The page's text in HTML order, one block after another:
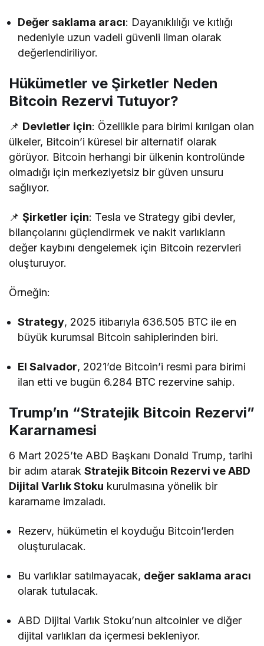
Değer saklama aracı: Dayanıklılığı ve kıtlığı
nedeniyle uzun vadeli güvenli liman olarak
değerlendiriliyor.
Hükümetler ve Şirketler Neden
Bitcoin Rezervi Tutuyor?
📌 Devletler için: Özellikle para birimi kırılgan olan
ülkeler, Bitcoin’i küresel bir alternatif olarak
görüyor. Bitcoin herhangi bir ülkenin kontrolünde
olmadığı için merkeziyetsiz bir güven unsuru
sağlıyor.
📌Şirketler için: Tesla ve Strategy gibi devler,
bilançolarını güçlendirmek ve nakit varlıkların
değer kaybını dengelemek için Bitcoin rezervleri
oluşturuyor.
Örneğin:
Strategy, 2025 itibarıyla 636.505 BTC ile en
büyük kurumsal Bitcoin sahiplerinden biri.
El Salvador, 2021’de Bitcoin’i resmi para birimi
ilan etti ve bugün 6.284 BTC rezervine sahip.
Trump’ın “Stratejik Bitcoin Rezervi”
Kararnamesi
6 Mart 2025’te ABD Başkanı Donald Trump, tarihi
bir adım atarakStratejik Bitcoin Rezervi ve ABD
Dijital Varlık Stoku kurulmasına yönelik bir
kararname imzaladı.
Rezerv, hükümetin el koyduğu Bitcoin’lerden
oluşturulacak.
Bu varlıklar satılmayacak, değer saklama aracı
olarak tutulacak.
ABD Dijital Varlık Stoku’nun altcoinler ve diğer
dijital varlıkları da içermesi bekleniyor.